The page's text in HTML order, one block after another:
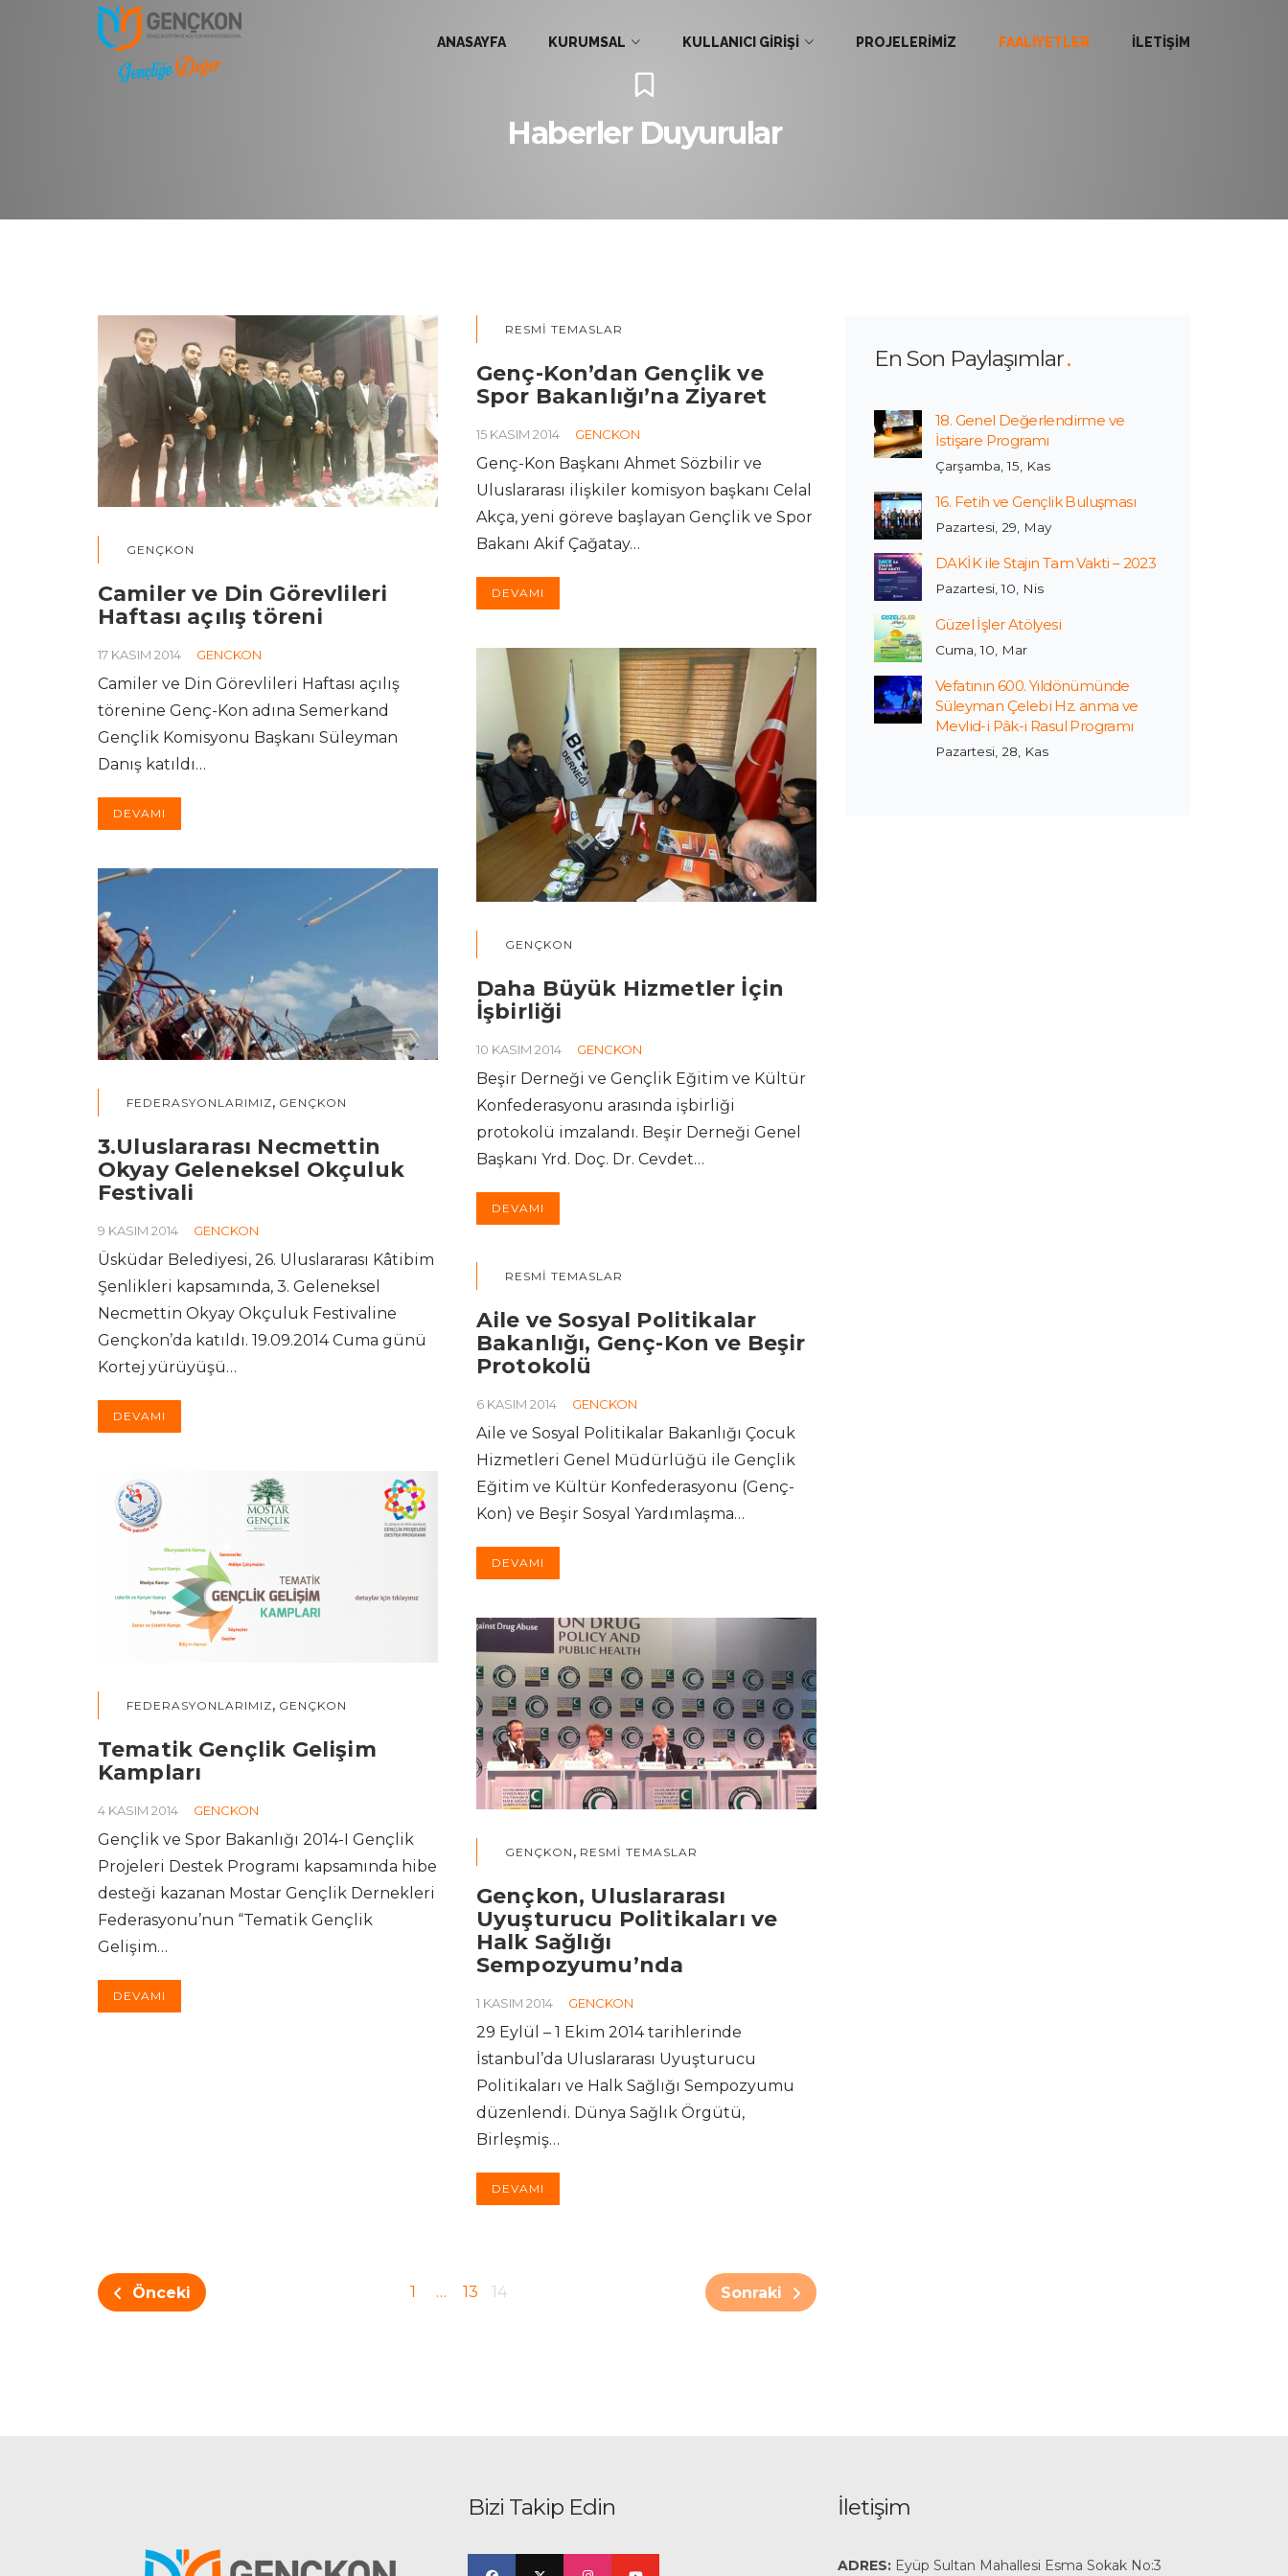
ANASAYFA KURUMSAL KULLANICI GİRİŞİ PROJELERİMİZ FAALİYETLER İLETİŞİM
Haberler Duyurular
GENÇKON
Camiler ve Din Görevlileri
Haftası açılış töreni
17 KASIM 2014 GENCKON
Camiler ve Din Görevlileri Haftası açılış
törenine Genç-Kon adına Semerkand
Gençlik Komisyonu Başkanı Süleyman
Danış katıldı…
DEVAMI
RESMI TEMASLAR
Genç-Kon’dan Gençlik ve
Spor Bakanlığı’na Ziyaret
15 KASIM 2014 GENCKON
Genç-Kon Başkanı Ahmet Sözbilir ve
Uluslararası ilişkiler komisyon başkanı Celal
Akça, yeni göreve başlayan Gençlik ve Spor
Bakanı Akif Çağatay…
DEVAMI
GENÇKON
Daha Büyük Hizmetler İçin
İşbirliği
10 KASIM 2014 GENCKON
Beşir Derneği ve Gençlik Eğitim ve Kültür
Konfederasyonu arasında işbirliği
protokolü imzalandı. Beşir Derneği Genel
Başkanı Yrd. Doç. Dr. Cevdet…
DEVAMI
FEDERASYONLARIMIZ, GENÇKON
3.Uluslararası Necmettin
Okyay Geleneksel Okçuluk
Festivali
9 KASIM 2014 GENCKON
Üsküdar Belediyesi, 26. Uluslararası Kâtibim
Şenlikleri kapsamında, 3. Geleneksel
Necmettin Okyay Okçuluk Festivaline
Gençkon’da katıldı. 19.09.2014 Cuma günü
Kortej yürüyüşü…
DEVAMI
RESMI TEMASLAR
Aile ve Sosyal Politikalar
Bakanlığı, Genç-Kon ve Beşir
Protokolü
6 KASIM 2014 GENCKON
Aile ve Sosyal Politikalar Bakanlığı Çocuk
Hizmetleri Genel Müdürlüğü ile Gençlik
Eğitim ve Kültür Konfederasyonu (Genç-
Kon) ve Beşir Sosyal Yardımlaşma…
DEVAMI
FEDERASYONLARIMIZ, GENÇKON
Tematik Gençlik Gelişim
Kampları
4 KASIM 2014 GENCKON
Gençlik ve Spor Bakanlığı 2014-I Gençlik
Projeleri Destek Programı kapsamında hibe
desteği kazanan Mostar Gençlik Dernekleri
Federasyonu’nun “Tematik Gençlik
Gelişim…
DEVAMI
GENÇKON , RESMI TEMASLAR
Gençkon, Uluslararası
Uyuşturucu Politikaları ve
Halk Sağlığı
Sempozyumu’nda
1 KASIM 2014 GENCKON
29 Eylül – 1 Ekim 2014 tarihlerinde
İstanbul’da Uluslararası Uyuşturucu
Politikaları ve Halk Sağlığı Sempozyumu
düzenlendi. Dünya Sağlık Örgütü,
Birleşmiş…
DEVAMI
Önceki 1 … 13 14 Sonraki
En Son Paylaşımlar
18. Genel Değerlendirme ve
İstişare Programı
Çarşamba, 15, Kas
16. Fetih ve Gençlik Buluşması
Pazartesi, 29, May
DAKİK ile Stajın Tam Vakti – 2023
Pazartesi, 10, Nis
Güzel İşler Atölyesi
Cuma, 10, Mar
Vefatının 600. Yıldönümünde
Süleyman Çelebi Hz. anma ve
Mevlid-i Pâk-i Rasul Programı
Pazartesi, 28, Kas
Bizi Takip Edin İletişim
ADRES: Eyüp Sultan Mahallesi Esma Sokak No:3